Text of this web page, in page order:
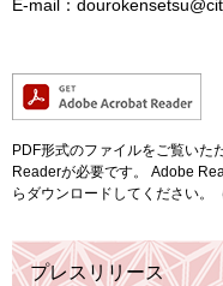
E-mail：
PDF形式のファイルをご覧いた
Readerが必要です。
Adobe
らダウンロードしてください。
プレスリリース